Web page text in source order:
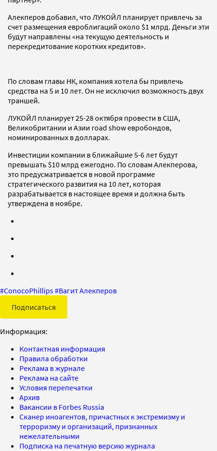
Алекперов добавил, что ЛУКОЙЛ планирует привлечь за
счет размещения евроблигаций около $1 млрд. Деньги эти
будут направлены «на текущую деятельность и
перекредитование коротких кредитов».
По словам главы НК, компания хотела бы привлечь
средства на 5 и 10 лет. Он не исключил возможность двух
траншей.
ЛУКОЙЛ планирует 25-28 октября провести в США,
Великобритании и Азии road show евробондов,
номинированных в долларах.
Инвестиции компании в ближайшие 5-6 лет будут
превышать $10 млрд ежегодно. По словам Алекперова,
это предусматривается в новой программе
стратегического развития на 10 лет, которая
разрабатывается в настоящее время и должна быть
утверждена в ноябре.
#ConocoPhillips#Вагит Алекперов
Подписаться
Информация:
Контактная информация
Правила обработки
Реклама в журнале
Реклама на сайте
Условия перепечатки
Архив
Вакансии в Forbes Russia
Сканер иноагентов, причастных к экстремизму и
терроризму и организаций, признанных
нежелательными
Подписка на печатную версию журнала